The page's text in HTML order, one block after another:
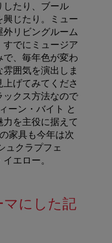
したり、ブール
興じたり。ミュー
リビングルーム
でにミュージア
で、毎年色が変わ
囲気を演出しま
げてみてくださ
ックス方法なので
ーン・バイト
と
を主役に据えて
の家具も今年は次
ュクラプフェ
エロー。
マにした記